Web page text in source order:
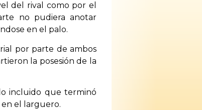
del rival como por el
no pudiera anotar
en el palo.
por parte de ambos
la posesión de la
incluido que terminó
en el larguero.